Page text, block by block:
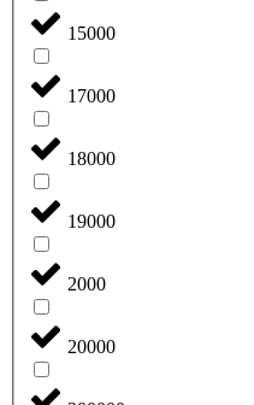
15000
17000
18000
19000
2000
20000